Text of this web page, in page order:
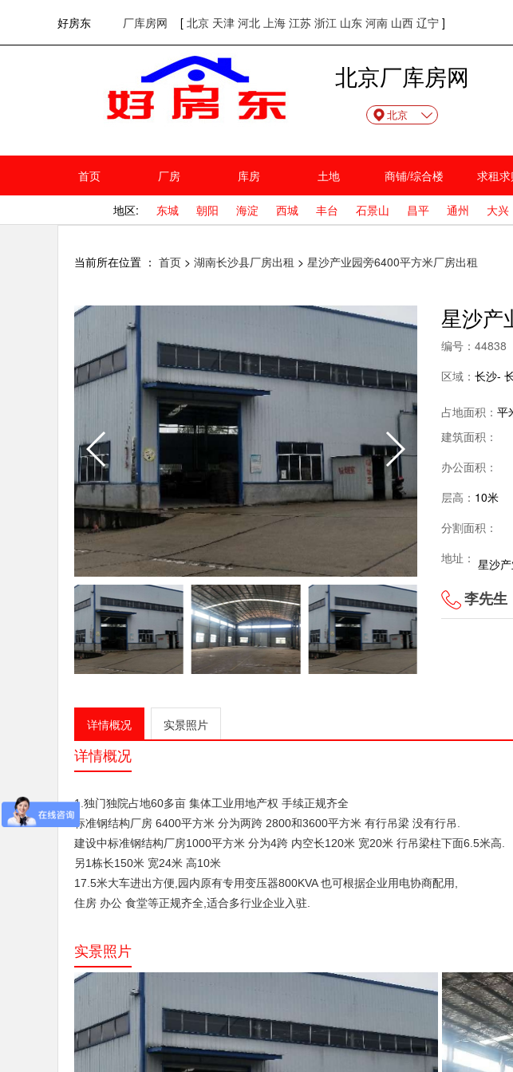
好房东 厂库房网 [ 北京 天津 河北 上海 江苏 浙江 山东 河南 山西 辽宁 ]
欢迎访问好房东！网站首页
北京厂库房网
北京
首页 厂房 库房 土地 商铺/综合楼 求租求
地区: 东城 朝阳 海淀 西城 丰台 石景山 昌平 通州 大兴
当前所在位置 ： 首页 > 湖南长沙县厂房出租 > 星沙产业园旁6400平方米厂房出租
星沙产
编号： 44838
区域： 长沙-
占地面积： 平
建筑面积：
办公面积：
层高： 10米
分割面积：
地址： 星沙
李先生
详情概况 实景照片
详情概况
1.独门独院占地60多亩 集体工业用地产权 手续正规齐全
标准钢结构厂房 6400平方米 分为两跨 2800和3600平方米 有行吊梁 没有行吊.
建设中标准钢结构厂房1000平方米 分为4跨 内空长120米 宽20米 行吊梁柱下面6.5米高.
另1栋长150米 宽24米 高10米
17.5米大车进出方便,园内原有专用变压器800KVA 也可根据企业用电协商配用,
住房 办公 食堂等正规齐全,适合多行业企业入驻.
实景照片